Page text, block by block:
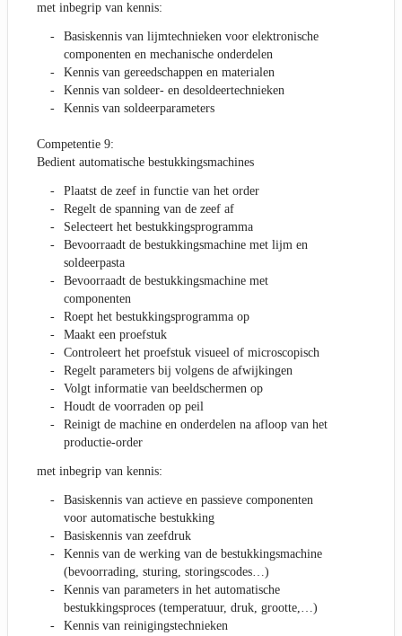
met inbegrip van kennis:
Basiskennis van lijmtechnieken voor elektronische
componenten en mechanische onderdelen
Kennis van gereedschappen en materialen
Kennis van soldeer- en desoldeertechnieken
Kennis van soldeerparameters
Competentie 9:
Bedient automatische bestukkingsmachines
Plaatst de zeef in functie van het order
Regelt de spanning van de zeef af
Selecteert het bestukkingsprogramma
Bevoorraadt de bestukkingsmachine met lijm en
soldeerpasta
Bevoorraadt de bestukkingsmachine met
componenten
Roept het bestukkingsprogramma op
Maakt een proefstuk
Controleert het proefstuk visueel of microscopisch
Regelt parameters bij volgens de afwijkingen
Volgt informatie van beeldschermen op
Houdt de voorraden op peil
Reinigt de machine en onderdelen na afloop van het
productie-order
met inbegrip van kennis:
Basiskennis van actieve en passieve componenten
voor automatische bestukking
Basiskennis van zeefdruk
Kennis van de werking van de bestukkingsmachine
(bevoorrading, sturing, storingscodes…)
Kennis van parameters in het automatische
bestukkingsproces (temperatuur, druk, grootte,…)
Kennis van reinigingstechnieken